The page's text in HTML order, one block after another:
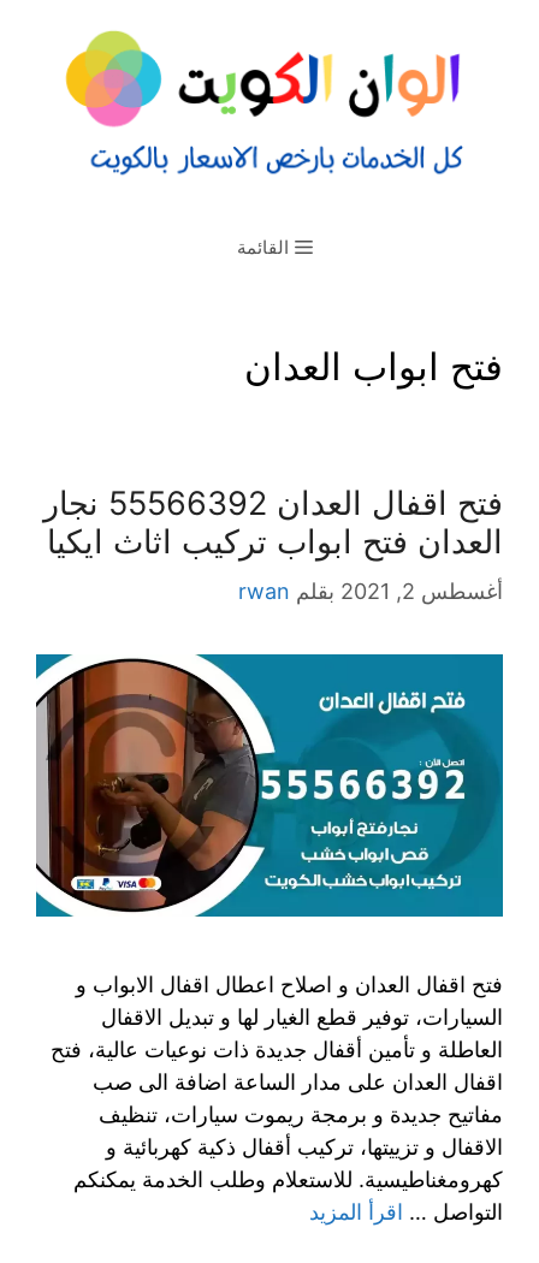
القائمة
فتح ابواب العدان
فتح اقفال العدان 55566392 نجار
العدان فتح ابواب تركيب اثاث ايكيا
أغسطس 2, 2021 بقلم rwan
فتح اقفال العدان و اصلاح اعطال اقفال الابواب و
السيارات، توفير قطع الغيار لها و تبديل الاقفال
العاطلة و تأمين أقفال جديدة ذات نوعيات عالية، فتح
اقفال العدان على مدار الساعة اضافة الى صب
مفاتيح جديدة و برمجة ريموت سيارات، تنظيف
الاقفال و تزييتها، تركيب أقفال ذكية كهربائية و
كهرومغناطيسية. للاستعلام وطلب الخدمة يمكنكم
التواصل … اقرأ المزيد